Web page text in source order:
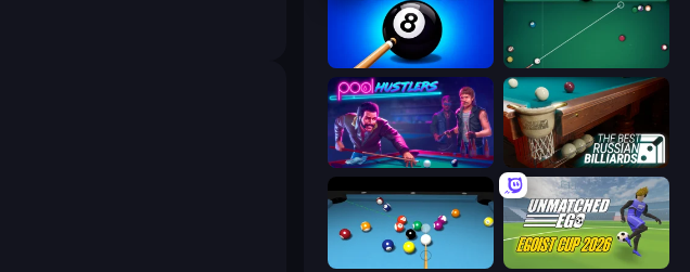
Mafia Billiard Tricks
Pool Hustlers The Best Russian Billiards
Billiards Pool 8 Unmatched Ego